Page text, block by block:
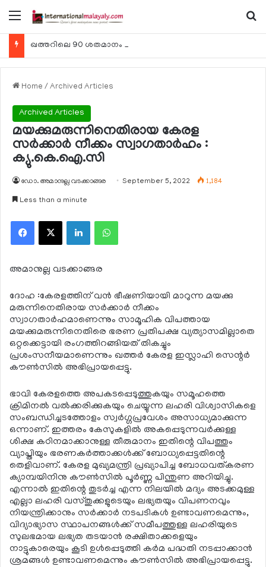
Menu
Home / Archived Articles
Archived Articles
മയക്കുമരുന്നിനെതിരായ കേരള
സര്‍ക്കാര്‍ നീക്കം സ്വാഗതാര്‍ഹം :
ക്യു.കെ.ഐ.സി
ഡോ. അമാനുല്ല വടക്കാങ്ങര September 5, 2022 1,184
Less than a minute
Facebook
X LinkedInWhatsApp
അമാനുല്ല വടക്കാങ്ങര
ദോഹ :കേരളത്തിന് വന്‍ ഭീഷണിയായി മാറുന്ന മയക്കു
മരുന്നിനെതിരായ സര്‍ക്കാര്‍ നീക്കം
സ്വാഗതാര്‍ഹമാണെന്നും സാമൂഹിക വിപത്തായ
മയക്കുമരുന്നിനെതിരെ ഭരണ പ്രതിപക്ഷ വ്യത്യാസമില്ലാതെ
ഒറ്റക്കെട്ടായി രംഗത്തിറങ്ങിയത് തികച്ചും
പ്രശംസനീയമാണെന്നും ഖത്തര്‍ കേരള ഇസ്ലാഹി സെന്റര്‍
കൗണ്‍സില്‍ അഭിപ്രായപ്പെട്ടു.
ഭാവി കേരളത്തെ അപകടപ്പെടുത്തുകയും സമൂഹത്തെ
ക്രിമിനല്‍ വല്‍ക്കരിക്കുകയും ചെയ്യുന്ന ലഹരി വിശ്വാസികളെ
സംബന്ധിച്ചടത്തോളം സ്വര്‍ഗ്ഗപ്രവേശം അസാധ്യമാക്കുന്ന
ഒന്നാണ്. ഇത്തരം കേസുകളില്‍ അകപ്പെടുന്നവര്‍ക്കുള്ള
ശിക്ഷ കഠിനമാക്കാനുള്ള തീരുമാനം ഇതിന്റെ വിപത്തും
വ്യാപ്തിയും ഭരണകര്‍ത്താക്കള്‍ക്ക് ബോധ്യപ്പെട്ടതിന്റെ
തെളിവാണ്. കേരള മുഖ്യമന്ത്രി പ്രഖ്യാപിച്ച ബോധവത്കരണ
ക്യാമ്പയിനിനു കൗണ്‍സില്‍ പൂര്‍ണ്ണ പിന്തുണ അറിയിച്ചു.
എന്നാല്‍ ഇതിന്റെ തുടര്‍ച്ച എന്ന നിലയില്‍ മദ്യം അടക്കമുള്ള
എല്ലാ ലഹരി വസ്തുക്കളുടെയും ലഭ്യതയും വിപണനവും
നിയന്ത്രിക്കാനും സര്‍ക്കാര്‍ നടപടികള്‍ ഉണ്ടാവണമെന്നും,
വിദ്യാഭ്യാസ സ്ഥാപനങ്ങള്‍ക്ക് സമീപത്തുള്ള ലഹരിയുടെ
സുലഭമായ ലഭ്യത തടയാന്‍ രക്ഷിതാക്കളെയും
നാട്ടുകാരെയും കൂടി ഉള്‍പ്പെടുത്തി കര്‍മ പദ്ധതി നടപ്പാക്കാന്‍
ശ്രമങ്ങള്‍ ഉണ്ടാവണമെന്നും കൗണ്‍സില്‍ അഭിപ്രായപ്പെട്ടു.